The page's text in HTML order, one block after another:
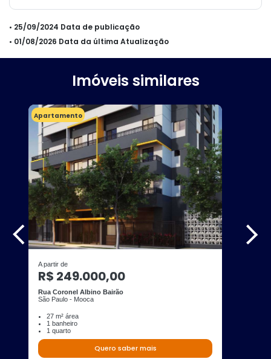
• 25/09/2024 Data de publicação
• 01/08/2026 Data da última Atualização
Imóveis similares
Apartamento
A partir de
R$ 249.000,00
Rua Coronel Albino Bairão
São Paulo - Mooca
27 m² área
1 banheiro
1 quarto
Quero saber mais